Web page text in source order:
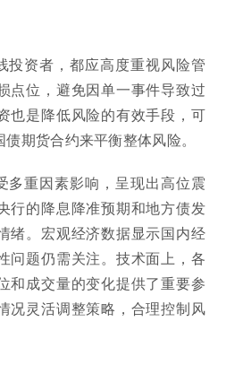
投资者，都应高度重视风险管
点位，避免因单一事件导致过
也是降低风险的有效手段，可
期货合约来平衡整体风险。
多重因素影响，呈现出高位震
行的降息降准预期和地方债发
绪。宏观经济数据显示国内经
问题仍需关注。技术面上，各
和成交量的变化提供了重要参
况灵活调整策略，合理控制风